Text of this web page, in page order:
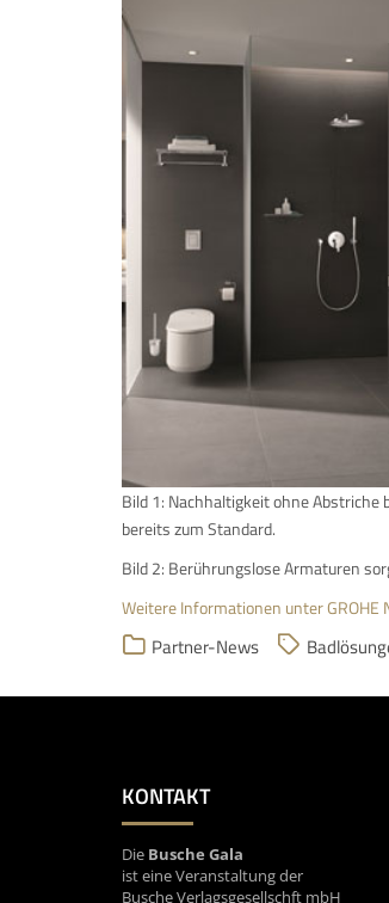
Bild 1: Nachhaltigkeit ohne Abstriche
bereits zum Standard.
Bild 2: Berührungslose Armaturen
Weitere Informationen unter GROHE
Partner-News
KONTAKT
Die Busche Gala
ist eine Veranstaltung der
Busche Verlagsgesellschft mbH